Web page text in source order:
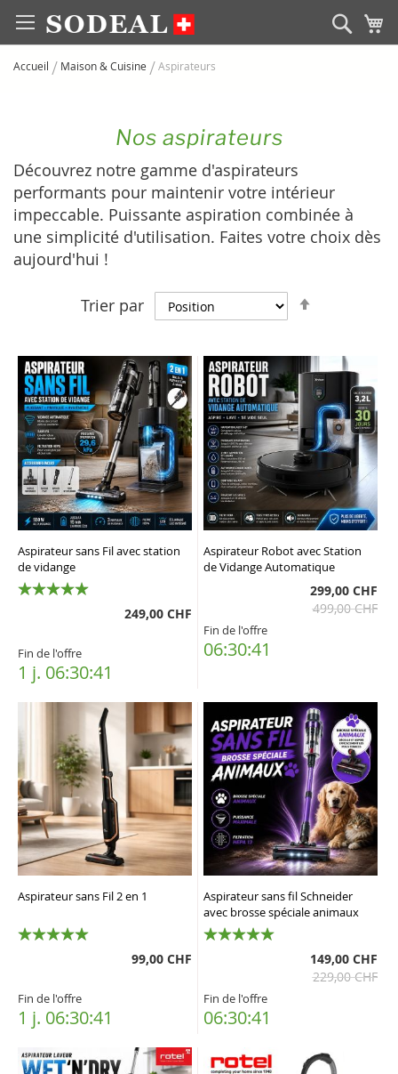
Allez
au
Accueil Maison & Cuisine Aspirateurs
Nos aspirateurs
Découvrez notre gamme d'aspirateurs
performants pour maintenir votre intérieur
impeccable. Puissante aspiration combinée à
une simplicité d'utilisation. Faites votre choix dès
aujourd'hui !
Trier par
Aspirateur sans Fil avec station
de vidange
249,00 CHF
Fin de l'offre
1 j. 06:30:40
Aspirateur Robot avec Station
de Vidange Automatique
299,00 CHF
499,00 CHF
Fin de l'offre
06:30:40
Aspirateur sans Fil 2 en 1
99,00 CHF
Fin de l'offre
1 j. 06:30:40
Aspirateur sans fil Schneider
avec brosse spéciale animaux
149,00 CHF
229,00 CHF
Fin de l'offre
06:30:40